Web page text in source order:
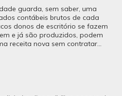
guarda, sem saber, uma
contábeis brutos de cada
donos de escritório se fazem
e já são produzidos, podem
receita nova sem contratar...